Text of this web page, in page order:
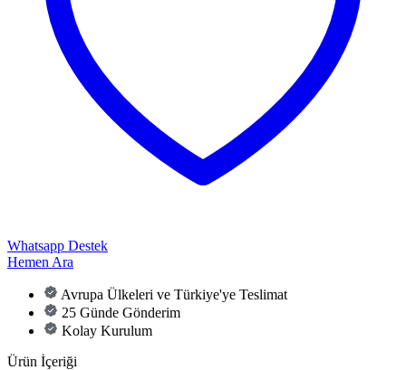
Whatsapp Destek
Hemen Ara
Avrupa Ülkeleri ve Türkiye'ye Teslimat
25 Günde Gönderim
Kolay Kurulum
Ürün İçeriği